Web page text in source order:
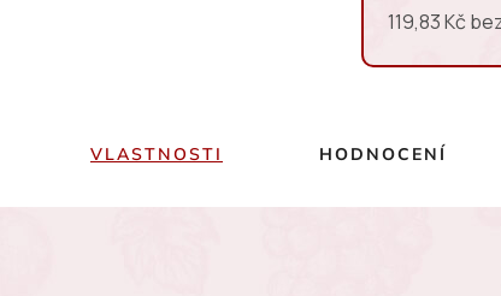
119,83 Kč
Měrná cena:
VLASTNOSTI HODNOCENÍ